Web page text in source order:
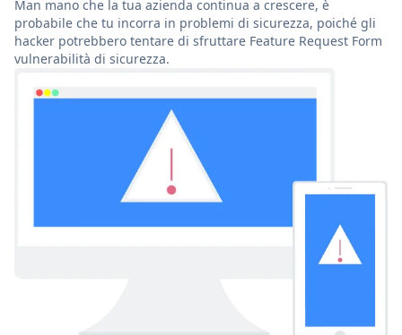
Man mano che la tua azienda continua a crescere, è
probabile che tu incorra in problemi di sicurezza, poiché gli
hacker potrebbero tentare di sfruttare Feature Request Form
vulnerabilità di sicurezza.